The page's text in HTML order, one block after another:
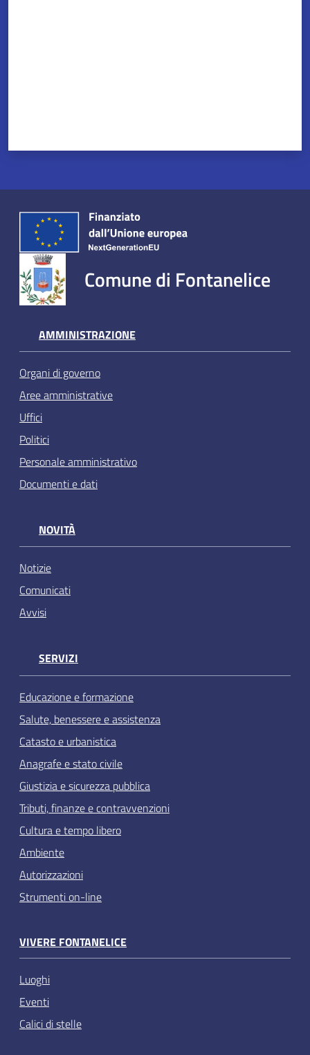
Comune di Fontanelice
AMMINISTRAZIONE
Organi di governo
Aree amministrative
Uffici
Politici
Personale amministrativo
Documenti e dati
NOVITÀ
Notizie
Comunicati
Avvisi
SERVIZI
Educazione e formazione
Salute, benessere e assistenza
Catasto e urbanistica
Anagrafe e stato civile
Giustizia e sicurezza pubblica
Tributi, finanze e contravvenzioni
Cultura e tempo libero
Ambiente
Autorizzazioni
Strumenti on-line
VIVERE FONTANELICE
Luoghi
Eventi
Calici di stelle